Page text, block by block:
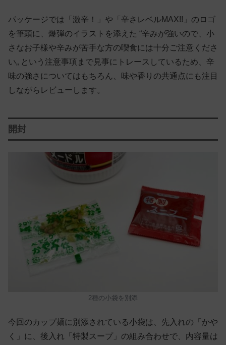
パッケージでは「激辛！」や「辛さレベルMAX!!」のロゴ
を筆頭に、爆弾のイラストを添えた “辛みが強いので、小
さなお子様や辛みが苦手な方の喫食には十分ご注意くださ
い„ という注意事項まで見事にトレースしているため、辛
味の強さについてはもちろん、味や香りの共通点にも注目
しながらレビューします。
開封
2種の小袋を別添
今回のカップ麺に別添されている小袋は、先入れの「かや
く」に、後入れ「特製スープ」の組み合わせで、内容量は